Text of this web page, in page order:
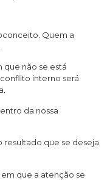
Quem a
que não se está
interno será
da nossa
resultado que se deseja
que a atenção se